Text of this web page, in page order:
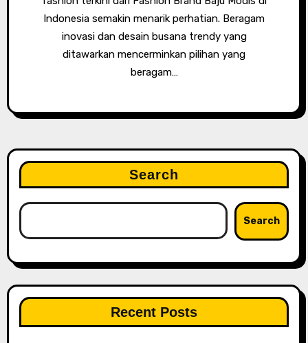
Indonesia semakin menarik perhatian. Beragam
inovasi dan desain busana trendy yang
ditawarkan mencerminkan pilihan yang
beragam…
Search
Search
Recent Posts